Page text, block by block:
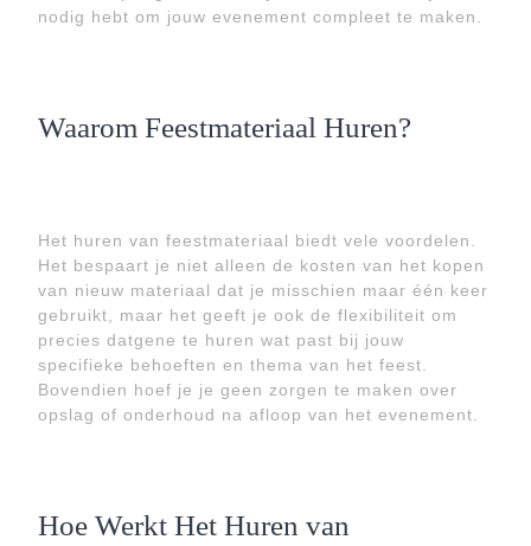
nodig hebt om jouw evenement compleet te maken.
Waarom Feestmateriaal Huren?
Het huren van feestmateriaal biedt vele voordelen.
Het bespaart je niet alleen de kosten van het kopen
van nieuw materiaal dat je misschien maar één keer
gebruikt, maar het geeft je ook de flexibiliteit om
precies datgene te huren wat past bij jouw
specifieke behoeften en thema van het feest.
Bovendien hoef je je geen zorgen te maken over
opslag of onderhoud na afloop van het evenement.
Hoe Werkt Het Huren van